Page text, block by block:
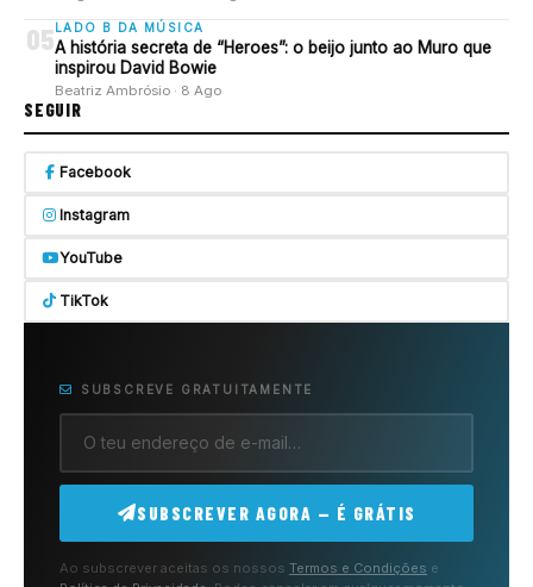
05 LADO B DA MÚSICA
A história secreta de “Heroes”: o beijo junto ao Muro que
inspirou David Bowie
Beatriz Ambrósio · 8 Ago
SEGUIR
Facebook
Instagram
YouTube
TikTok
SUBSCREVE GRATUITAMENTE
SUBSCREVER AGORA — É GRÁTIS
Ao subscrever aceitas os nossos Termos e Condições e